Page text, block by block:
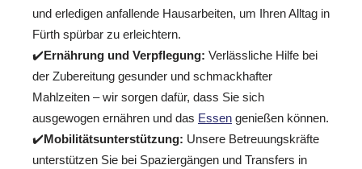
und erledigen anfallende Hausarbeiten, um Ihren Alltag in
Fürth spürbar zu erleichtern.
✔️Ernährung und Verpflegung: Verlässliche Hilfe bei
der Zubereitung gesunder und schmackhafter
Mahlzeiten – wir sorgen dafür, dass Sie sich
ausgewogen ernähren und das Essen genießen können.
✔️Mobilitätsunterstützung: Unsere Betreuungskräfte
unterstützen Sie bei Spaziergängen und Transfers in